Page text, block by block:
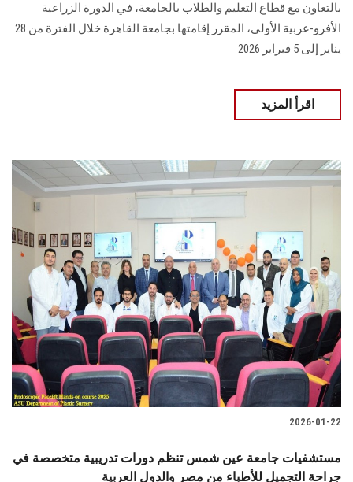
سجل الان
بالتعاون مع قطاع التعليم والطلاب بالجامعة، في الدورة الزراعية
الأفرو-عربية الأولى، المقرر إقامتها بجامعة القاهرة خلال الفترة من 28
يناير إلى 5 فبراير 2026
اقرأ المزيد
2026-01-22
مستشفيات جامعة عين شمس تنظم دورات تدريبية متخصصة في
جراحة التجميل للأطباء من مصر والدول العربية